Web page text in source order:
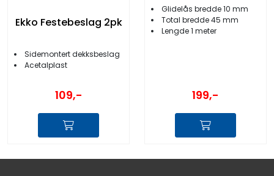
Ekko Festebeslag 2pk
Sidemontert dekksbeslag
Acetalplast
109,-
Glidelås bredde 10 mm
Total bredde 45 mm
Lengde 1 meter
199,-